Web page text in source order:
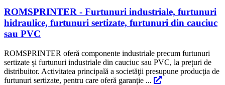
ROMSPRINTER - Furtunuri industriale, furtunuri
hidraulice, furtunuri sertizate, furtunuri din cauciuc
sau PVC
ROMSPRINTER oferă componente industriale precum furtunuri
sertizate și furtunuri industriale din cauciuc sau PVC, la prețuri de
distribuitor. Activitatea principală a societăţii presupune producţia de
furtunuri sertizate, pentru care oferă garanţie ...